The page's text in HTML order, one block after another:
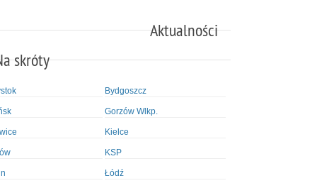
Aktualności
skróty
Bydgoszcz
Gorzów Wlkp.
Kielce
KSP
Łódź